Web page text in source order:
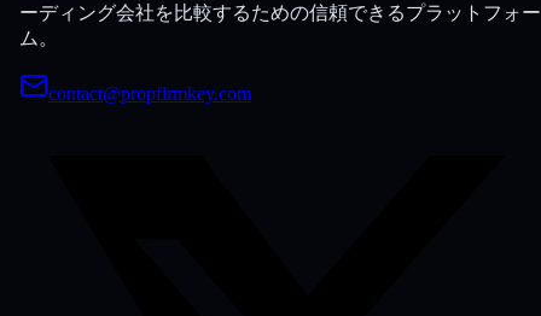
ーディング会社を比較するための信頼できるプラットフォー
ム。
contact@propfirmkey.com